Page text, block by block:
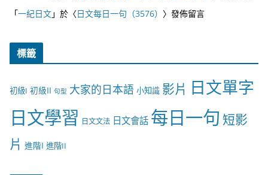
「一紀日文」於〈日文每日一句（3576） 〉發佈留言
標籤
初級I 初級II 句型 大家的日本語 小知識 影片 日文單字
日文學習 日文文法 日文會話 每日一句 短影
片 進階I 進階II